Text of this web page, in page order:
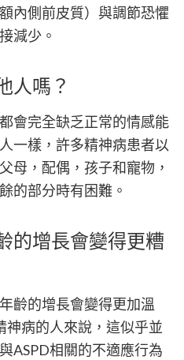
內側前皮質）與調節恐懼
減少。
人嗎？
會完全缺乏正常的情感能
一樣，許多精神病患者以
母，配偶，孩子和寵物，
的部分時有困難。
的增長會變得更糟
齡的增長會變得更加溫
神病的人來說，這似乎並
ASPD相關的不適應行為